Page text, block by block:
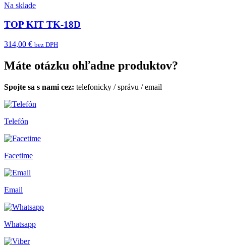
Na sklade
TOP KIT TK-18D
314,00 € bez DPH
Máte otázku ohľadne produktov?
Spojte sa s nami cez: telefonicky /správu /email
Telefón
Facetime
Email
Whatsapp